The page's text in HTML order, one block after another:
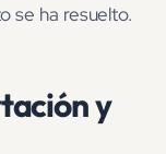
se ha resuelto.
y